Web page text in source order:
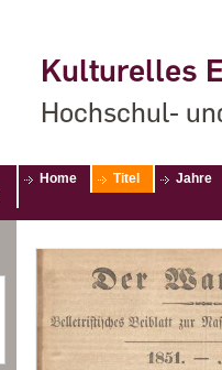
Kulturelles
Hochschul-
Home Titel Jahre